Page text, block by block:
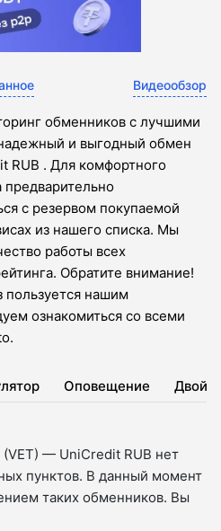
Видеообзор
обменников с лучшими
и выгодный обмен
RUB . Для комфортного
с резервом покупаемой
из нашего списка. Мы
работы всех
Обратите внимание!
пользуется нашим
ознакомиться со всеми
Оповещение
— UniCredit RUB нет
пунктов. В данный момент
таких обменников. Вы